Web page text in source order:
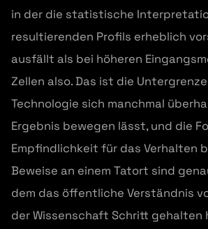
in der die statistische
resultierenden Profils erheblich
ausfällt als bei höheren
Zellen also. Das ist die
Technologie sich manchmal
Ergebnis bewegen lässt, und die
Empfindlichkeit für das Verhalten
Beweise an einem Tatort sind
dem das öffentliche Verständnis
der Wissenschaft Schritt gehalten